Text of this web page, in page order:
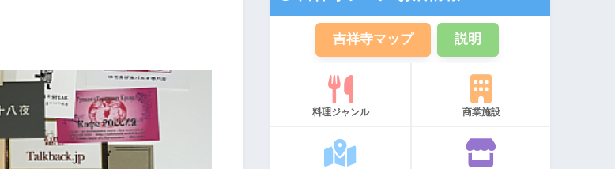
吉祥寺マップ 説明
料理ジャンル 商業施設